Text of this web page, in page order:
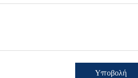
Υποβολή